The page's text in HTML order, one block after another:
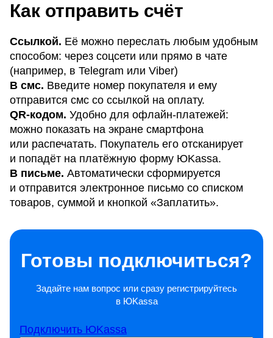
Как отправить счёт
Ссылкой. Её можно переслать любым удобным
способом: через соцсети или прямо в чате
(например, в Telegram или Viber)
В смс. Введите номер покупателя и ему
отправится смс со ссылкой на оплату.
QR-кодом. Удобно для офлайн-платежей:
можно показать на экране смартфона
или распечатать. Покупатель его отсканирует
и попадёт на платёжную форму ЮKassa.
В письме. Автоматически сформируется
и отправится электронное письмо со списком
товаров, суммой и кнопкой «Заплатить».
Готовы подключиться?
Задайте нам вопрос или сразу регистрируйтесь
в ЮKassa
Подключить ЮKassa